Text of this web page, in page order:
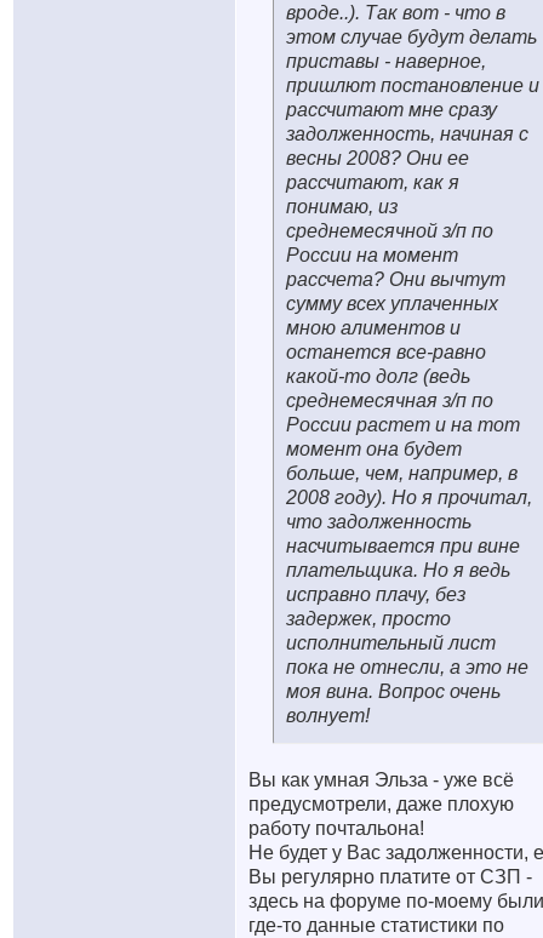
вроде..). Так вот - что в
этом случае будут делать
приставы - наверное,
пришлют постановление и
рассчитают мне сразу
задолженность, начиная с
весны 2008? Они ее
рассчитают, как я
понимаю, из
среднемесячной з/п по
России на момент
рассчета? Они вычтут
сумму всех уплаченных
мною алиментов и
останется все-равно
какой-то долг (ведь
среднемесячная з/п по
России растет и на тот
момент она будет
больше, чем, например, в
2008 году). Но я прочитал,
что задолженность
насчитывается при вине
плательщика. Но я ведь
исправно плачу, без
задержек, просто
исполнительный лист
пока не отнесли, а это не
моя вина. Вопрос очень
волнует!
Вы как умная Эльза - уже всё
предусмотрели, даже плохую
работу почтальона!
Не будет у Вас задолженности,
Вы регулярно платите от СЗП -
здесь на форуме по-моему были
где-то данные статистики по